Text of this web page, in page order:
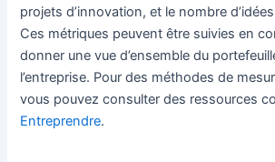
projets d’innovation, et le nombre
Ces métriques peuvent être suivies en
donner une vue d’ensemble du
l’entreprise. Pour des méthodes de
vous pouvez consulter des ressources
Entreprendre.